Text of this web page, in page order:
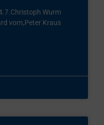
Wurm
vorn,Peter Kraus